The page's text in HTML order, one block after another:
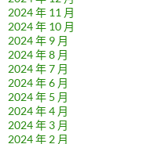
2024 年 11 月
2024 年 10 月
2024 年 9 月
2024 年 8 月
2024 年 7 月
2024 年 6 月
2024 年 5 月
2024 年 4 月
2024 年 3 月
2024 年 2 月